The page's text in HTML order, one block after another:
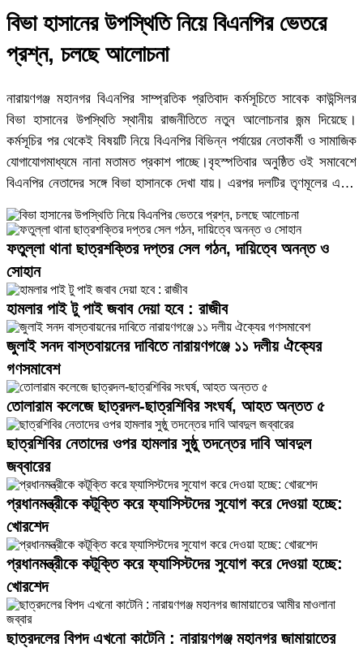
বিভা হাসানের উপস্থিতি নিয়ে বিএনপির ভেতরে
প্রশ্ন, চলছে আলোচনা
নারায়ণগঞ্জ মহানগর বিএনপির সাম্প্রতিক প্রতিবাদ কর্মসূচিতে সাবেক কাউন্সিলর
বিভা হাসানের উপস্থিতি স্থানীয় রাজনীতিতে নতুন আলোচনার জন্ম দিয়েছে।
কর্মসূচির পর থেকেই বিষয়টি নিয়ে বিএনপির বিভিন্ন পর্যায়ের নেতাকর্মী ও সামাজিক
যোগাযোগমাধ্যমে নানা মতামত প্রকাশ পাচ্ছে।বৃহস্পতিবার অনুষ্ঠিত ওই সমাবেশে
বিএনপির নেতাদের সঙ্গে বিভা হাসানকে দেখা যায়। এরপর দলটির তৃণমূলের একটি
অংশ তার উপস্থিতি নিয়ে প্রশ্ন তোলে। তাদের ভাষ্য, একসময় তিনি নারায়ণগঞ্জ
সিটি কর্পোরেশনের সাবেক মেয়র সেলিনা হায়াত আইভীর ঘনিষ্ঠ রাজনৈতিক সহযোগী
হিসেবে পরিচিত ছিলেন। সেই অতীত রাজনৈতিক অবস্থানের কারণে বর্তমান সময়ে
বিএনপির কর্মসূচিতে তার অংশগ্রহণ নিয়ে আলোচনা তৈরি হয়েছে।দলটির
কয়েকজন নেতা-কর্মী, যারা পরিচয় প্রকাশ করতে চাননি, দাবি করেন—আগের
সরকারের সময়ে বিএনপিবিরোধী অবস্থানে ছিলেন বলে যাদের নিয়ে অভিযোগ ছিল,
তাদের কেউ কেউ এখন দলটির সঙ্গে সম্পৃক্ত হওয়ার চেষ্টা করছেন। এতে দীর্ঘদিন
রাজপথে সক্রিয় থাকা নেতাকর্মীদের মধ্যে অস্বস্তি সৃষ্টি হতে পারে বলেও তাদের
আশঙ্কা।তাদের মতে, সামনে নারায়ণগঞ্জ সিটি কর্পোরেশন নির্বাচনকে ঘিরে
রাজনৈতিক সমীকরণ বদলাতে শুরু করেছে। এ সুযোগে অতীতে অন্য রাজনৈতিক
বলয়ে থাকা কয়েকজন ব্যক্তি বিএনপির প্রভাবশালী নেতাদের সঙ্গে যোগাযোগ
বাড়ানোর চেষ্টা করছেন বলেও তারা মনে করেন।রাজনৈতিক সূত্রে জানা যায়, বিভা
হাসান নারায়ণগঞ্জ সিটি কর্পোরেশনের সাবেক কাউন্সিলর। অন্যদিকে তার স্বামী
হাসান একসময় নারায়ণগঞ্জ শহর বিএনপির সাংগঠনিক সম্পাদকের দায়িত্ব পালন
করেছিলেন। পরে স্থানীয় রাজনীতিতে তাদের অবস্থান পরিবর্তন নিয়ে বিভিন্ন
সময়ে আলোচনা হয়েছে।
ফতুল্লা থানা ছাত্রশক্তির দপ্তর সেল গঠন, দায়িত্বে অনন্ত ও
সোহান
হামলার পাই টু পাই জবাব দেয়া হবে : রাজীব
জুলাই সনদ বাস্তবায়নের দাবিতে নারায়ণগঞ্জে ১১ দলীয় ঐক্যের
গণসমাবেশ
তোলারাম কলেজে ছাত্রদল-ছাত্রশিবির সংঘর্ষ, আহত অন্তত ৫
ছাত্রশিবির নেতাদের ওপর হামলার সুষ্ঠু তদন্তের দাবি আবদুল
জব্বারের
প্রধানমন্ত্রীকে কটূক্তি করে ফ্যাসিস্টদের সুযোগ করে দেওয়া হচ্ছে:
খোরশেদ
প্রধানমন্ত্রীকে কটূক্তি করে ফ্যাসিস্টদের সুযোগ করে দেওয়া হচ্ছে:
খোরশেদ
ছাত্রদলের বিপদ এখনো কাটেনি : নারায়ণগঞ্জ মহানগর জামায়াতের